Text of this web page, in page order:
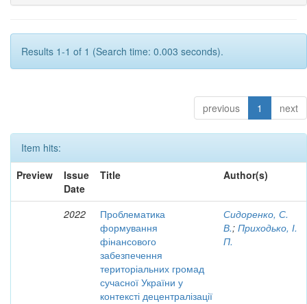
Results 1-1 of 1 (Search time: 0.003 seconds).
previous 1 next
Item hits:
Preview
Issue
Date
Title Author(s)
2022
Проблематика
формування
фінансового
забезпечення
територіальних громад
сучасної України у
контексті децентралізації
Сидоренко, С.
В.; Приходько, І.
П.